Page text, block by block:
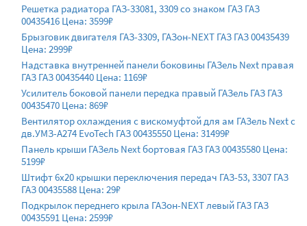
Решетка радиатора ГАЗ-33081, 3309 со знаком ГАЗ ГАЗ
00435416 Цена: 3599₽
Брызговик двигателя ГАЗ-3309, ГАЗон-NEXT ГАЗ ГАЗ 00435439
Цена: 2999₽
Надставка внутренней панели боковины ГАЗель Next правая
ГАЗ ГАЗ 00435440 Цена: 1169₽
Усилитель боковой панели передка правый ГАЗель ГАЗ ГАЗ
00435470 Цена: 869₽
Вентилятор охлаждения c вискомуфтой для ам ГАЗель Next с
дв.УМЗ-А274 EvoTech ГАЗ 00435550 Цена: 31499₽
Панель крыши ГАЗель Next бортовая ГАЗ ГАЗ 00435580 Цена:
5199₽
Штифт 6х20 крышки переключения передач ГАЗ-53, 3307 ГАЗ
ГАЗ 00435588 Цена: 29₽
Подкрылок переднего крыла ГАЗон-NEXT левый ГАЗ ГАЗ
00435591 Цена: 2599₽